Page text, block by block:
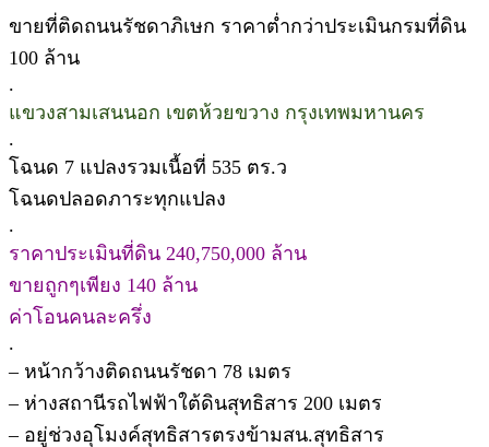
ขายที่ติดถนนรัชดาภิเษก ราคาต่ำกว่าประเมินกรมที่ดิน
100 ล้าน
.
แขวงสามเสนนอก เขตห้วยขวาง กรุงเทพมหานคร
.
โฉนด 7 แปลงรวมเนื้อที่ 535 ตร.ว
โฉนดปลอดภาระทุกแปลง
.
ราคาประเมินที่ดิน 240,750,000 ล้าน
ขายถูกๆเพียง 140 ล้าน
ค่าโอนคนละครึ่ง
.
– หน้ากว้างติดถนนรัชดา 78 เมตร
– ห่างสถานีรถไฟฟ้าใต้ดินสุทธิสาร 200 เมตร
– อยู่ช่วงอุโมงค์​สุทธิ​สาร​ตรงข้ามสน.สุทธิสาร